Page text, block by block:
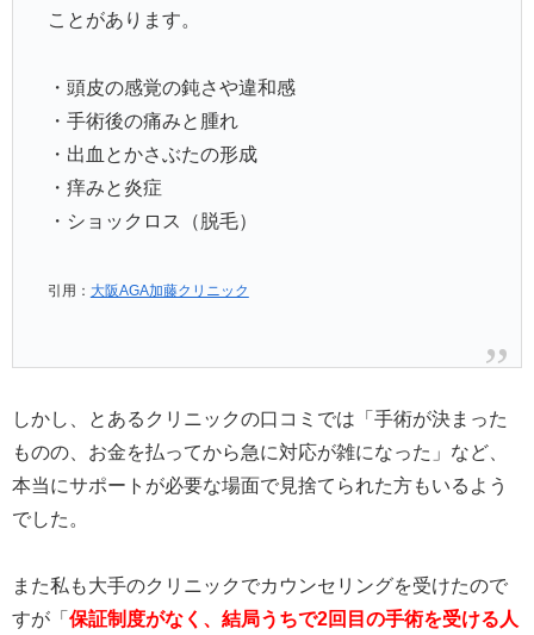
ことがあります。
・頭皮の感覚の鈍さや違和感
・手術後の痛みと腫れ
・出血とかさぶたの形成
・痒みと炎症
・ショックロス（脱毛）
引用： 大阪AGA加藤クリニック
しかし、とあるクリニックの口コミでは「手術が決まった
ものの、お金を払ってから急に対応が雑になった」など、
本当にサポートが必要な場面で見捨てられた方もいるよう
でした。
また私も大手のクリニックでカウンセリングを受けたので
すが「 保証制度がなく、結局うちで2回目の手術を受ける人